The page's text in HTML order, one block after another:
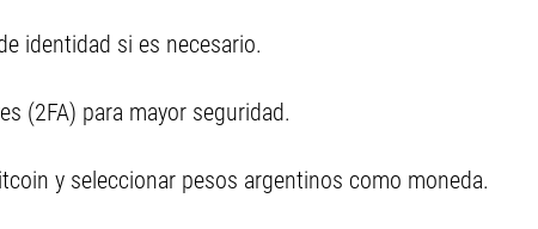
identidad si es necesario.
(2FA) para mayor seguridad.
y seleccionar pesos argentinos como moneda.